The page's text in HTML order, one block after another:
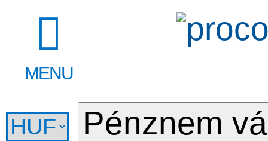
MENU